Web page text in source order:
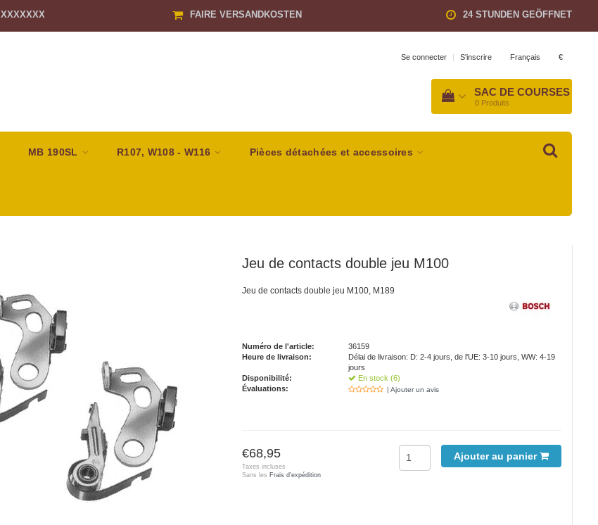
XXXXXXX FAIRE VERSANDKOSTEN 24 STUNDEN GEÖFFNET
Se connecter | S'inscrire Français €
SAC DE COURSES
0 Produits
MB 190SL R107, W108 - W116 Pièces détachées et accessoires
Jeu de contacts double jeu M100
Jeu de contacts double jeu M100, M189
Numéro de l'article:
36159
Heure de livraison:
Délai de livraison: D: 2-4 jours, de l'UE: 3-10 jours, WW: 4-19
jours
Disponibilité:
En stock (6)
Évaluations:
| Ajouter un avis
€68,95
Taxes incluses
Sans les Frais d'expédition
Ajouter au panier